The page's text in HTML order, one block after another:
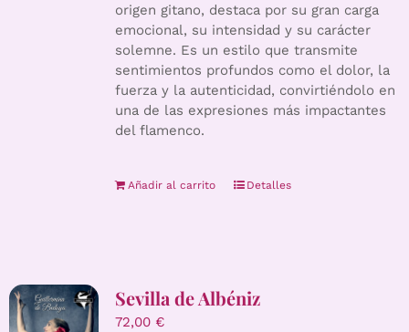
origen gitano, destaca por su gran carga
emocional, su intensidad y su carácter
solemne. Es un estilo que transmite
sentimientos profundos como el dolor, la
fuerza y la autenticidad, convirtiéndolo en
una de las expresiones más impactantes
del flamenco.
Añadir al carrito Detalles
Sevilla de Albéniz
72,00 €